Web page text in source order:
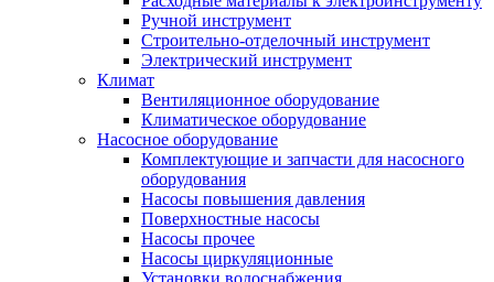
Ручной инструмент
Строительно-отделочный инструмент
Электрический инструмент
Климат
Вентиляционное оборудование
Климатическое оборудование
Насосное оборудование
Комплектующие и запчасти для насосного
оборудования
Насосы повышения давления
Поверхностные насосы
Насосы прочее
Насосы циркуляционные
Установки водоснабжения